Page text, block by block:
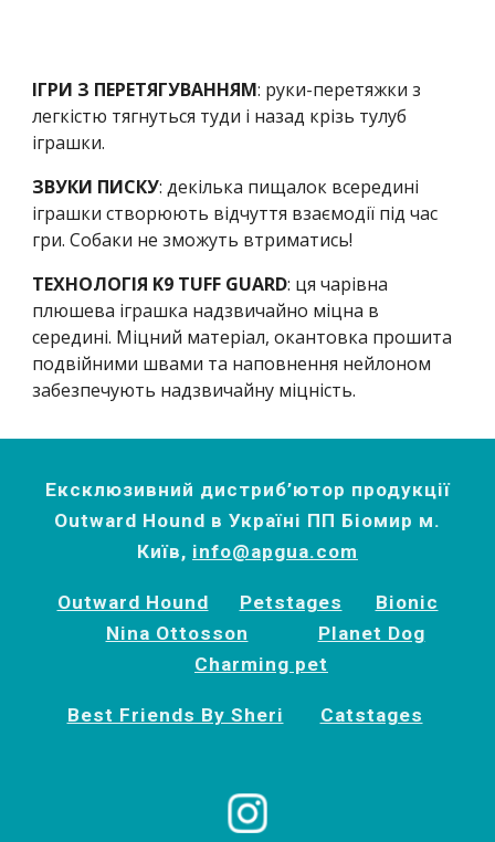
ІГРИ З ПЕРЕТЯГУВАННЯМ: руки-перетяжки з
легкістю тягнуться туди і назад крізь тулуб
іграшки.
ЗВУКИ ПИСКУ: декілька пищалок всередині
іграшки створюють відчуття взаємодії під час
гри. Собаки не зможуть втриматись!
ТЕХНОЛОГІЯ K9 TUFF GUARD: ця чарівна
плюшева іграшка надзвичайно міцна в
середині. Міцний матеріал, окантовка прошита
подвійними швами та наповнення нейлоном
забезпечують надзвичайну міцність.
Ексклюзивний дистриб’ютор продукції
Outward Hound в Україні ПП Біомир м.
Київ, info@apgua.com
Outward Hound Petstages
Bionic
Nina Ottosson
Planet Dog
Charming pet
Best Friends By Sheri Catstages